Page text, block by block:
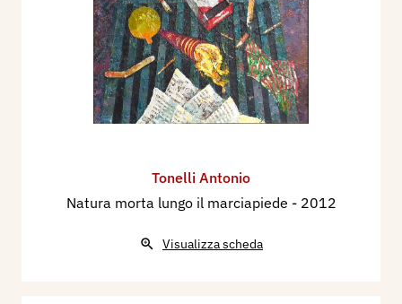
Tonelli Antonio
Natura morta lungo il marciapiede - 2012
Visualizza scheda